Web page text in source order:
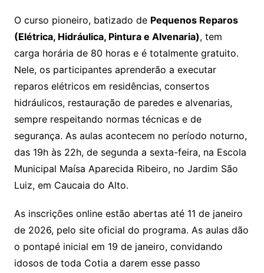
O curso pioneiro, batizado de Pequenos Reparos
(Elétrica, Hidráulica, Pintura e Alvenaria), tem
carga horária de 80 horas e é totalmente gratuito.
Nele, os participantes aprenderão a executar
reparos elétricos em residências, consertos
hidráulicos, restauração de paredes e alvenarias,
sempre respeitando normas técnicas e de
segurança. As aulas acontecem no período noturno,
das 19h às 22h, de segunda a sexta-feira, na Escola
Municipal Maísa Aparecida Ribeiro, no Jardim São
Luiz, em Caucaia do Alto.
As inscrições online estão abertas até 11 de janeiro
de 2026, pelo site oficial do programa. As aulas dão
o pontapé inicial em 19 de janeiro, convidando
idosos de toda Cotia a darem esse passo